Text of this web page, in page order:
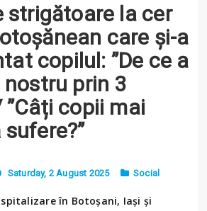
strigătoare la cer
care și-a
copilul: ”De ce a
prin 3
”Câți copii mai
Saturday, 2 August 2025 Social
spitalizare în Botoșani, Iași și